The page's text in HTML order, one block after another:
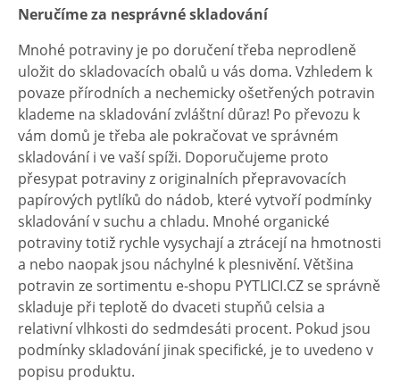
Neručíme za nesprávné skladování
Mnohé potraviny je po doručení třeba neprodleně
uložit do skladovacích obalů u vás doma. Vzhledem k
povaze přírodních a nechemicky ošetřených potravin
klademe na skladování zvláštní důraz! Po převozu k
vám domů je třeba ale pokračovat ve správném
skladování i ve vaší spíži. Doporučujeme proto
přesypat potraviny z originalních přepravovacích
papírových pytlíků do nádob, které vytvoří podmínky
skladování v suchu a chladu. Mnohé organické
potraviny totiž rychle vysychají a ztrácejí na hmotnosti
a nebo naopak jsou náchylné k plesnivění. Většina
potravin ze sortimentu e-shopu PYTLICI.CZ se správně
skladuje při teplotě do dvaceti stupňů celsia a
relativní vlhkosti do sedmdesáti procent. Pokud jsou
podmínky skladování jinak specifické, je to uvedeno v
popisu produktu.